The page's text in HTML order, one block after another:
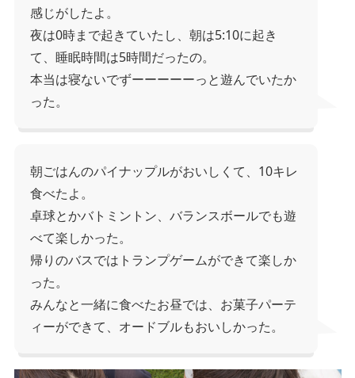
感じがしたよ。
夜は0時まで起きていたし、朝は5:10に起き
て、睡眠時間は5時間だったの。
本当は寝ないでずーーーーーっと遊んでいたか
った。
朝ごはんのパイナップルがおいしくて、10キレ
食べたよ。
卓球とかバトミントン、バランスボールでも遊
べて楽しかった。
帰りのバスではトランプゲームができて楽しか
った。
みんなと一緒に食べたお昼では、お菓子パーテ
ィーができて、オードブルもおいしかった。